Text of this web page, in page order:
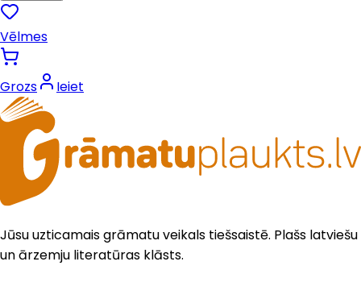
Vēlmes
Grozs Ieiet
Jūsu uzticamais grāmatu veikals tiešsaistē. Plašs latviešu
un ārzemju literatūras klāsts.